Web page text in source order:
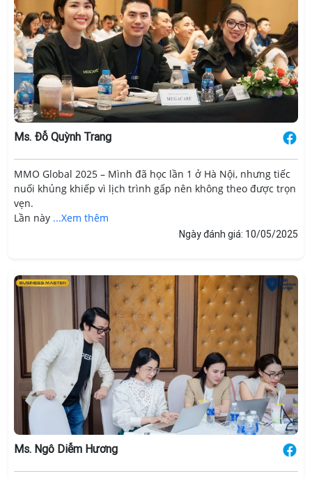
Ms. Đỗ Quỳnh Trang
MMO Global 2025 – Mình đã học lần 1 ở Hà Nội, nhưng tiếc
nuối khủng khiếp vì lịch trình gấp nên không theo được trọn
vẹn.
Lần này ...Xem thêm
Ngày đánh giá: 10/05/2025
Ms. Ngô Diễm Hương